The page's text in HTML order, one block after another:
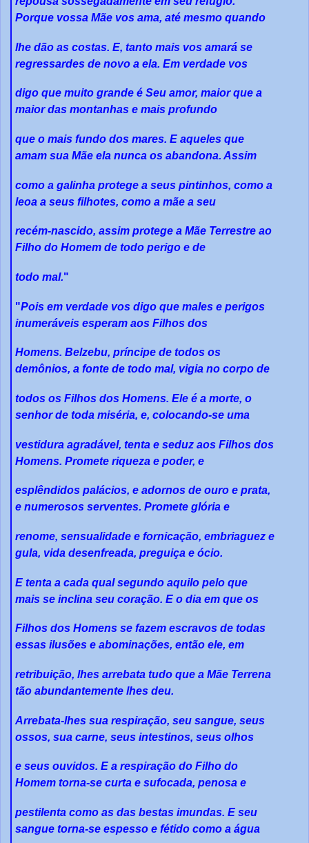
Porque vossa Mãe vos ama, até mesmo quando
lhe dão as costas. E, tanto mais vos amará se
regressardes de novo a ela. Em verdade vos
digo que muito grande é Seu amor, maior que a
maior das montanhas e mais profundo
que o mais fundo dos mares. E aqueles que
amam sua Mãe ela nunca os abandona. Assim
como a galinha protege a seus pintinhos, como a
leoa a seus filhotes, como a mãe a seu
recém-nascido, assim protege a Mãe Terrestre ao
Filho do Homem de todo perigo e de
todo mal."
"Pois em verdade vos digo que males e perigos
inumeráveis esperam aos Filhos dos
Homens. Belzebu, príncipe de todos os
demônios, a fonte de todo mal, vigia no corpo de
todos os Filhos dos Homens. Ele é a morte, o
senhor de toda miséria, e, colocando-se uma
vestidura agradável, tenta e seduz aos Filhos dos
Homens. Promete riqueza e poder, e
esplêndidos palácios, e adornos de ouro e prata,
e numerosos serventes. Promete glória e
renome, sensualidade e fornicação, embriaguez e
gula, vida desenfreada, preguiça e ócio.
E tenta a cada qual segundo aquilo pelo que
mais se inclina seu coração. E o dia em que os
Filhos dos Homens se fazem escravos de todas
essas ilusões e abominações, então ele, em
retribuição, lhes arrebata tudo que a Mãe Terrena
tão abundantemente lhes deu.
Arrebata-lhes sua respiração, seu sangue, seus
ossos, sua carne, seus intestinos, seus olhos
e seus ouvidos. E a respiração do Filho do
Homem torna-se curta e sufocada, penosa e
pestilenta como as das bestas imundas. E seu
sangue torna-se espesso e fétido como a água